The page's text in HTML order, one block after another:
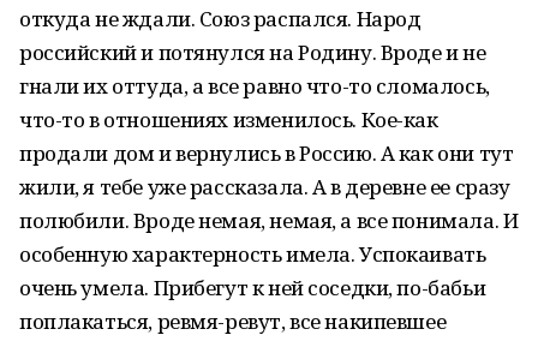
откуда не ждали. Союз распался. Народ
российский и потянулся на Родину. Вроде и не
гнали их оттуда, а все равно что-то сломалось,
что-то в отношениях изменилось. Кое-как
продали дом и вернулись в Россию. А как они тут
жили, я тебе уже рассказала. А в деревне ее сразу
полюбили. Вроде немая, немая, а все понимала. И
особенную характерность имела. Успокаивать
очень умела. Прибегут к ней соседки, по-бабьи
поплакаться, ревмя-ревут, все накипевшее